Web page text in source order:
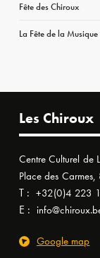
Fête des Chiroux
La Fête de la Musique
Les Chiroux
Centre Culturel de
Place des
T : +32(0)4 223
E :
Google map